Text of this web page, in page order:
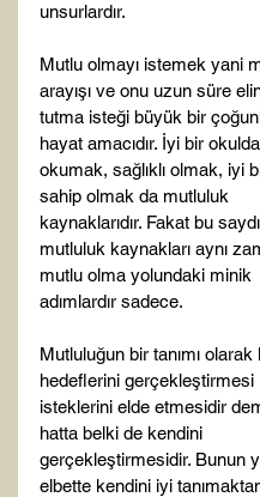
unsurlardır.
Mutlu olmayı istemek yani
arayışı ve onu uzun süre
tutma isteği büyük bir
hayat amacıdır. İyi bir okulda
okumak, sağlıklı olmak, iyi
sahip olmak da mutluluk
kaynaklarıdır. Fakat bu
mutluluk kaynakları aynı
mutlu olma yolundaki minik
adımlardır sadece.
Mutluluğun bir tanımı olarak
hedeflerini gerçekleştirmesi
isteklerini elde etmesidir
hatta belki de kendini
gerçekleştirmesidir. Bunun
elbette kendini iyi